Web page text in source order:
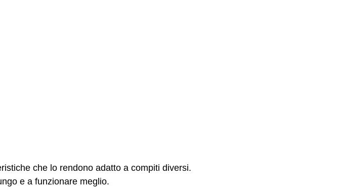
che lo rendono adatto a compiti diversi.
e a funzionare meglio.